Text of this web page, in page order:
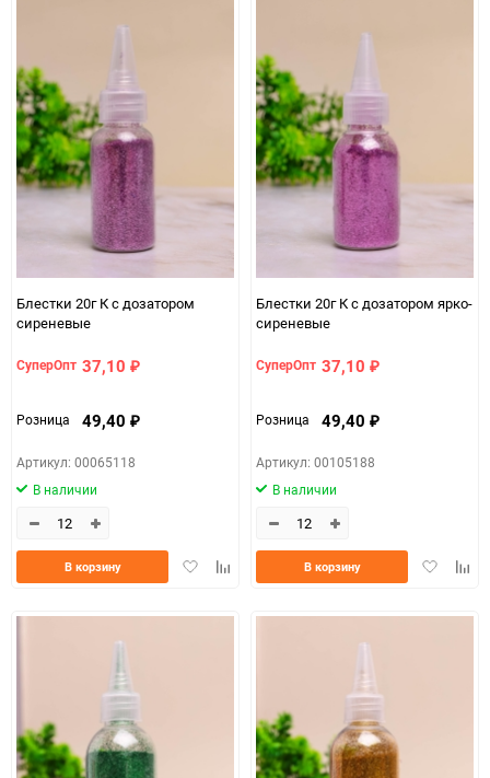
Блестки 20г К с дозатором
сиреневые
СуперОпт 37,10 ₽
Розница 49,40 ₽
Артикул: 00065118
В наличии
ДобавитьДобавить
В корзину
Блестки 20г К с дозатором ярко-
сиреневые
СуперОпт 37,10 ₽
Розница 49,40 ₽
Артикул: 00105188
В наличии
Добавить
В корзину